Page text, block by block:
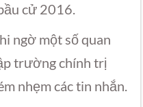
cử 2016.
ngờ một số quan
trường chính trị
nhẹm các tin nhắn.